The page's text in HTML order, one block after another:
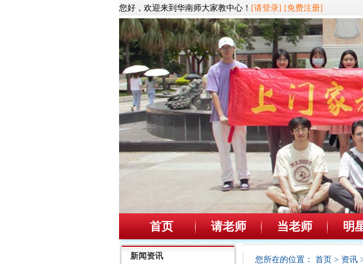
您好，欢迎来到华南师大家教中心！ [请登录] [免费注册]
首页 请老师 当老师 明
新闻资讯 您所在的位置： 首页 > 资讯